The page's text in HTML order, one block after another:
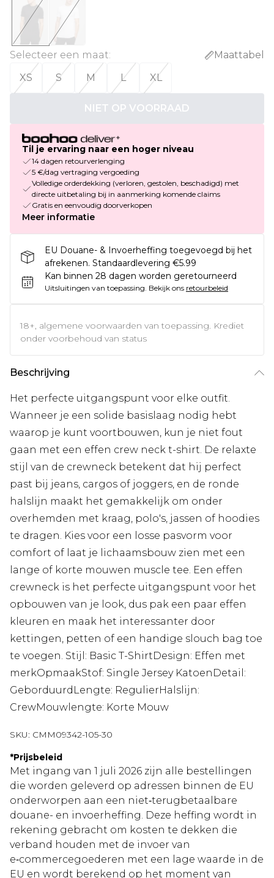
Selecteer een maat:
Maattabel
XS
S M L XL
NIET OP VOORRAAD
Til je ervaring naar een hoger niveau
14 dagen retourverlenging
5 €/dag vertraging vergoeding
Volledige orderdekking (verloren, gestolen, beschadigd) met
directe uitbetaling bij in aanmerking komende claims
Gratis en eenvoudig doorverkopen
Meer informatie
EU Douane- & Invoerheffing toegevoegd bij het
afrekenen. Standaardlevering €5.99
Kan binnen 28 dagen worden geretourneerd
Uitsluitingen van toepassing. Bekijk ons retourbeleid
18+, algemene voorwaarden van toepassing. Krediet
onder voorbehoud van status
Beschrijving
Het perfecte uitgangspunt voor elke outfit.
Wanneer je een solide basislaag nodig hebt
waarop je kunt voortbouwen, kun je niet fout
gaan met een effen crew neck t-shirt. De relaxte
stijl van de crewneck betekent dat hij perfect
past bij jeans, cargos of joggers, en de ronde
halslijn maakt het gemakkelijk om onder
overhemden met kraag, polo's, jassen of hoodies
te dragen. Kies voor een losse pasvorm voor
comfort of laat je lichaamsbouw zien met een
lange of korte mouwen muscle tee. Een effen
crewneck is het perfecte uitgangspunt voor het
opbouwen van je look, dus pak een paar effen
kleuren en maak het interessanter door
kettingen, petten of een handige slouch bag toe
te voegen. Stijl: Basic T-ShirtDesign: Effen met
merkOpmaakStof: Single Jersey KatoenDetail:
GeborduurdLengte: RegulierHalslijn:
CrewMouwlengte: Korte Mouw
SKU: CMM09342-105-30
*Prijsbeleid
Met ingang van 1 juli 2026 zijn alle bestellingen
die worden geleverd op adressen binnen de EU
onderworpen aan een niet‑terugbetaalbare
douane- en invoerheffing. Deze heffing wordt in
rekening gebracht om kosten te dekken die
verband houden met de invoer van
e‑commercegoederen met een lage waarde in de
EU en wordt berekend op het moment van